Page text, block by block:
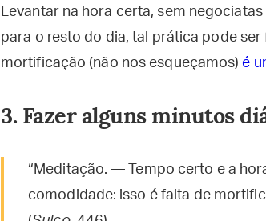
Levantar na hora certa, sem
para o resto do dia, tal prática pode
mortificação (não nos esqueçamos) é
3. Fazer alguns minutos
“Meditação. — Tempo certo e a
comodidade: isso é falta de